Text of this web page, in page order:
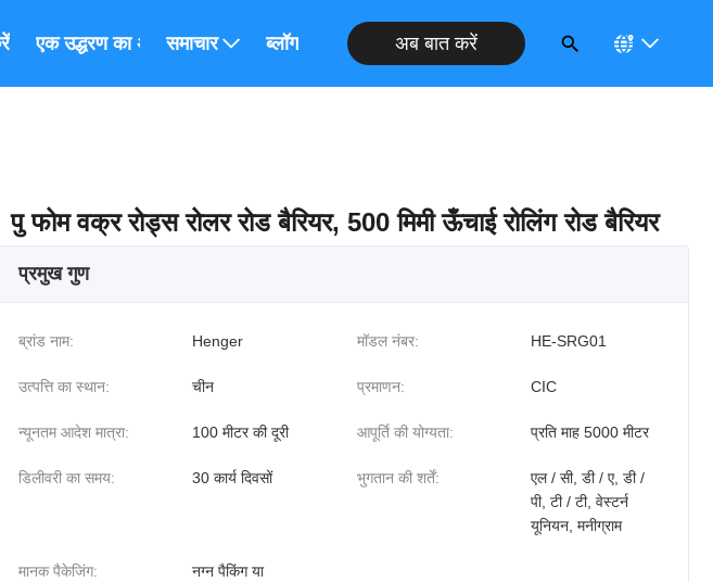
एक उद्धरण का अनुरोध करें
समाचार ब्लॉग अब बात करें
पु फोम वक्र रोड्स रोलर रोड बैरियर, 500 मिमी ऊँचाई रोलिंग रोड बैरियर
प्रमुख गुण
ब्रांड नाम: Henger मॉडल नंबर: HE-SRG01
उत्पत्ति का स्थान: चीन प्रमाणन: CIC
न्यूनतम आदेश मात्रा: 100 मीटर की दूरी आपूर्ति की योग्यता: प्रति माह 5000 मीटर
डिलीवरी का समय: 30 कार्य दिवसों भुगतान की शर्तें:
एल / सी, डी / ए, डी /
पी, टी / टी, वेस्टर्न
यूनियन, मनीग्राम
मानक पैकेजिंग:
नग्न पैकिंग या